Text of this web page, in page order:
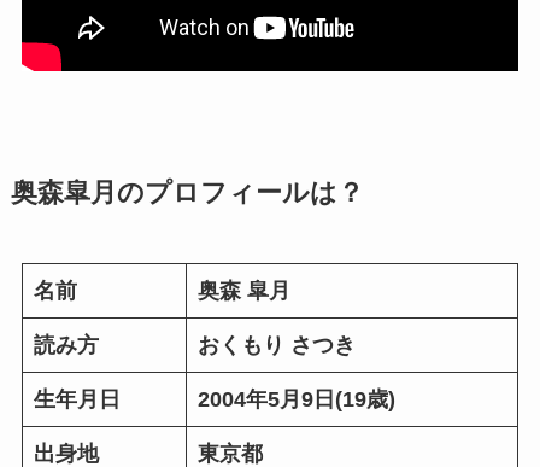
奥森皐月のプロフィールは？
名前 奥森 皐月
読み方 おくもり さつき
生年月日 2004年5月9日(19歳)
出身地 東京都